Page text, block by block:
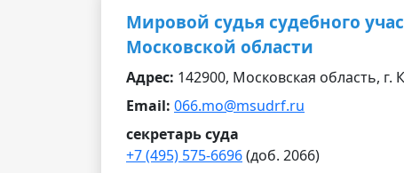
Мировой судья судебного
Московской области
Адрес: 142900, Московская область, г.
Email: 066.mo@msudrf.ru
секретарь суда
+7 (495) 575-6696(доб. 2066)